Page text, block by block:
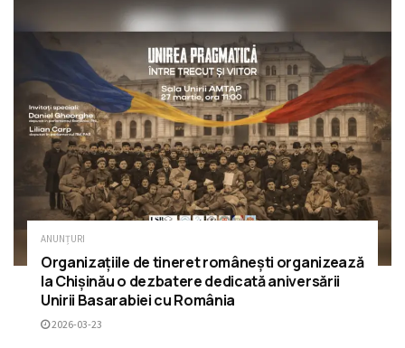
ANUNȚURI
Organizațiile de tineret românești organizează
la Chișinău o dezbatere dedicată aniversării
Unirii Basarabiei cu România
2026-03-23